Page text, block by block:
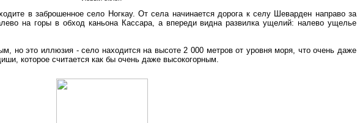
в заброшенное село Ногкау. От села начинается дорога к селу Шеварден направо за
на горы в обход каньона Кассара, а впереди видна развилка ущелий: налево ущелье
но это иллюзия - село находится на высоте 2 000 метров от уровня моря, что очень даже
которое считается как бы очень даже высокогорным.